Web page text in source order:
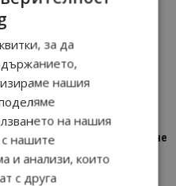
от…”: Петрич – Изживяване
11:22
за да
нашия
на нашия
с нашите
и анализи, които
с друга